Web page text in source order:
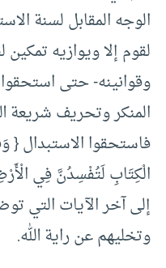
الوجه المقابل لسنة
لقوم إلا ويوازيه
وقوانينه- حتى
المنكر وتحريف شريعة
فاستحقوا الاستبدال {
الْكِتَابِ لَتُفْسِدُنَّ فِي
إلى آخر الآيات التي
وتخليهم عن راية الله.